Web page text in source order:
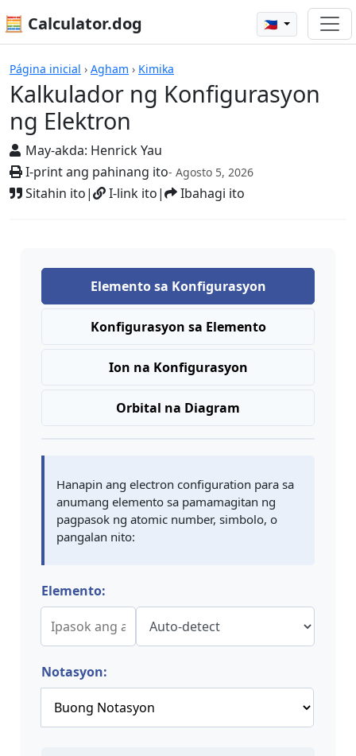
🧮 Calculator.dog 🇵🇭
Página inicial › Agham › Kimika
Kalkulador ng Konfigurasyon
ng Elektron
May-akda: Henrick Yau
I-print ang pahinang ito- Agosto 5, 2026
Sitahin ito| I-link ito| Ibahagi ito
Mga Kalkulador
Elemento sa Konfigurasyon
Konfigurasyon sa Elemento
Ion na Konfigurasyon
Orbital na Diagram
Hanapin ang electron configuration para sa
anumang elemento sa pamamagitan ng
pagpasok ng atomic number, simbolo, o
pangalan nito:
Elemento:
Notasyon: